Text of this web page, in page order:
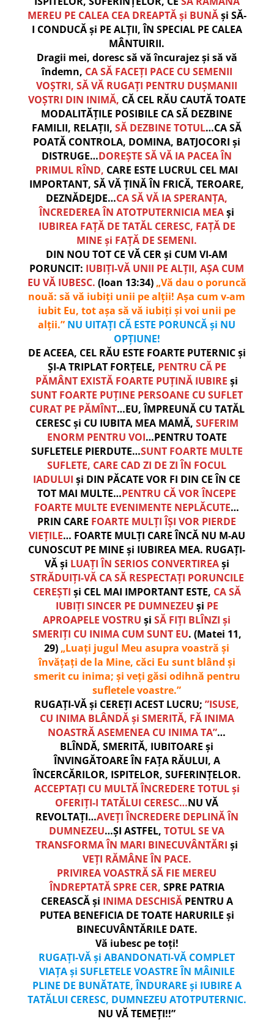
MEREU PE CALEA CEA DREAPTĂ și BUNĂși SĂ-
I CONDUCĂ și PE ALȚII, ÎN SPECIAL PE CALEA
MÂNTUIRII.
Dragii mei, doresc să vă încurajez și să vă
îndemn, CA SĂ FACEȚI PACE CU SEMENII
VOȘTRI, SĂ VĂ RUGAȚI PENTRU DUȘMANII
VOȘTRI DIN INIMĂ, CĂ CEL RĂU CAUTĂ TOATE
MODALITĂȚILE POSIBILE CA SĂ DEZBINE
FAMILII, RELAȚII,SĂ DEZBINE TOTUL…CA SĂ
POATĂ CONTROLA, DOMINA, BATJOCORI și
DISTRUGE…DOREȘTE SĂ VĂ IA PACEA ÎN
PRIMUL RÎND, CARE ESTE LUCRUL CEL MAI
IMPORTANT, SĂ VĂ ȚINĂ ÎN FRICĂ, TEROARE,
DEZNĂDEJDE…CA SĂ VĂ IA SPERANȚA,
ÎNCREDEREA ÎN ATOTPUTERNICIA MEAși
IUBIREA FAȚĂ DE TATĂL CERESC, FAȚĂ DE
MINE și FAȚĂ DE SEMENI.
DIN NOU TOT CE VĂ CER și CUM VI-AM
PORUNCIT: IUBIȚI-VĂ UNII PE ALȚII, AȘA CUM
EU VĂ IUBESC. (Ioan 13:34)„Vă dau o poruncă
nouă: să vă iubiți unii pe alții! Așa cum v-am
iubit Eu, tot așa să vă iubiți și voi unii pe
alții.” NU UITAȚI CĂ ESTE PORUNCĂ și NU
OPȚIUNE!
DE ACEEA, CEL RĂU ESTE FOARTE PUTERNIC și
ȘI-A TRIPLAT FORȚELE, PENTRU CĂ PE
PĂMÂNT EXISTĂ FOARTE PUȚINĂ IUBIRE și
SUNT FOARTE PUȚINE PERSOANE CU SUFLET
CURAT PE PĂMÎNT…EU, ÎMPREUNĂ CU TATĂL
CERESC și CU IUBITA MEA MAMĂ, SUFERIM
ENORM PENTRU VOI…PENTRU TOATE
SUFLETELE PIERDUTE…SUNT FOARTE MULTE
SUFLETE, CARE CAD ZI DE ZI ÎN FOCUL
IADULUI și DIN PĂCATE VOR FI DIN CE ÎN CE
TOT MAI MULTE…PENTRU CĂ VOR ÎNCEPE
FOARTE MULTE EVENIMENTE NEPLĂCUTE…
PRIN CARE FOARTE MULȚI ÎȘI VOR PIERDE
VIEȚILE… FOARTE MULȚI CARE ÎNCĂ NU M-AU
CUNOSCUT PE MINE și IUBIREA MEA. RUGAȚI-
VĂ și LUAȚI ÎN SERIOS CONVERTIREAși
STRĂDUIȚI-VĂ CA SĂ RESPECTAȚI PORUNCILE
CEREȘTI și CEL MAI IMPORTANT ESTE, CA SĂ
IUBIȚI SINCER PE DUMNEZEU și PE
APROAPELE VOSTRUșiSĂ FIȚI BLÎNZI și
SMERIȚI CU INIMA CUM SUNT EU. (Matei 11,
29) „Luaţi jugul Meu asupra voastră şi
învăţaţi de la Mine, căci Eu sunt blând şi
smerit cu inima; şi veţi găsi odihnă pentru
sufletele voastre.”
RUGAȚI-VĂ și CEREȚI ACEST LUCRU; ”ISUSE,
CU INIMA BLÂNDĂ și SMERITĂ, FĂ INIMA
NOASTRĂ ASEMENEA CU INIMA TA”…
BLÎNDĂ, SMERITĂ, IUBITOARE și
ÎNVINGĂTOARE ÎN FAȚA RĂULUI, A
ÎNCERCĂRILOR, ISPITELOR, SUFERINȚELOR.
ACCEPTAȚI CU MULTĂ ÎNCREDERE TOTUL și
OFERIȚI-I TATĂLUI CERESC…NU VĂ
REVOLTAȚI…AVEȚI ÎNCREDERE DEPLINĂ ÎN
DUMNEZEU…ȘI ASTFEL,TOTUL SE VA
TRANSFORMA ÎN MARI BINECUVÂNTĂRI și
VEȚI RĂMÂNE ÎN PACE.
PRIVIREA VOASTRĂ SĂ FIE MEREU
ÎNDREPTATĂ SPRE CER, SPRE PATRIA
CEREASCĂ și INIMA DESCHISĂ PENTRU A
PUTEA BENEFICIA DE TOATE HARURILE și
BINECUVÂNTĂRILE DATE.
Vă iubesc pe toți!
RUGAȚI-VĂ și ABANDONATI-VĂ COMPLET
VIAȚA și SUFLETELE VOASTRE ÎN MÂINILE
PLINE DE BUNĂTATE, ÎNDURARE și IUBIRE A
TATĂLUI CERESC, DUMNEZEU ATOTPUTERNIC.
NU VĂ TEMEȚI!!”